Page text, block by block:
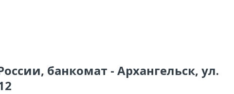
банкомат - Архангельск, ул.